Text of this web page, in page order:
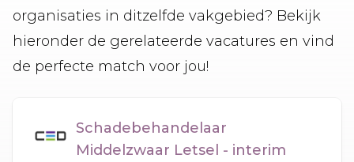
organisaties in ditzelfde vakgebied? Bekijk
hieronder de gerelateerde vacatures en vind
de perfecte match voor jou!
Schadebehandelaar
Middelzwaar Letsel - interim